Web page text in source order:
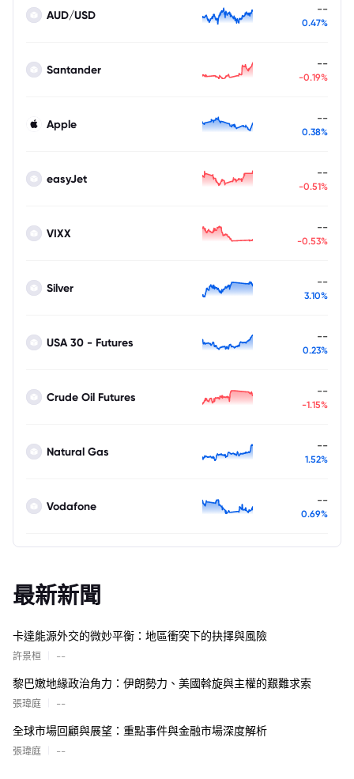
AUD/USD --
0.47%
Santander --
-0.19%
Apple --
0.38%
easyJet --
-0.51%
VIXX --
-0.53%
Silver --
3.10%
USA 30 - Futures --
0.23%
Crude Oil Futures --
-1.15%
Natural Gas --
1.52%
Vodafone --
0.69%
最新新聞
卡達能源外交的微妙平衡：地區衝突下的抉擇與風險
許景桓 --
黎巴嫩地緣政治角力：伊朗勢力、美國斡旋與主權的艱難求索
張瑋庭 --
全球市場回顧與展望：重點事件與金融市場深度解析
張瑋庭 --